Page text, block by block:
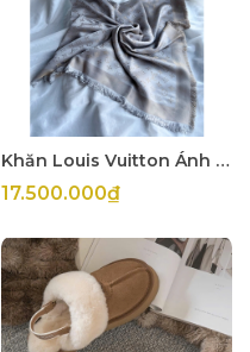
Khăn Louis Vuitton Ánh Kim Xám
17.500.000₫